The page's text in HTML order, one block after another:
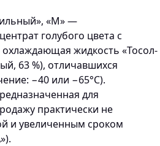
«М» —
голубого цвета с
охлаждающая жидкость «Тосол-
63 %), отличавшихся
−40 или −65°С).
для
практически не
и увеличенным сроком